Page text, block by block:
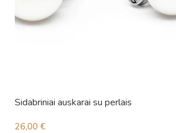
Sidabriniai auskarai su perlais
26,00 €